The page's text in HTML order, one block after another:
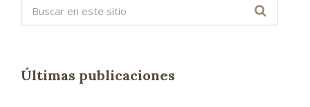
Últimas publicaciones